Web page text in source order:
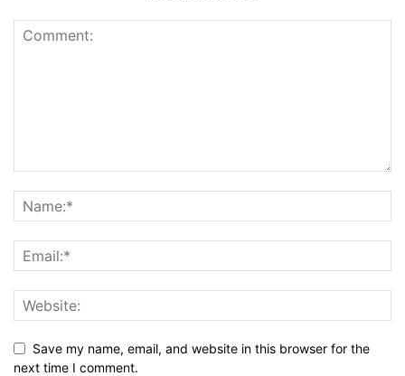
Save my name, email, and website in this browser for the
next time I comment.